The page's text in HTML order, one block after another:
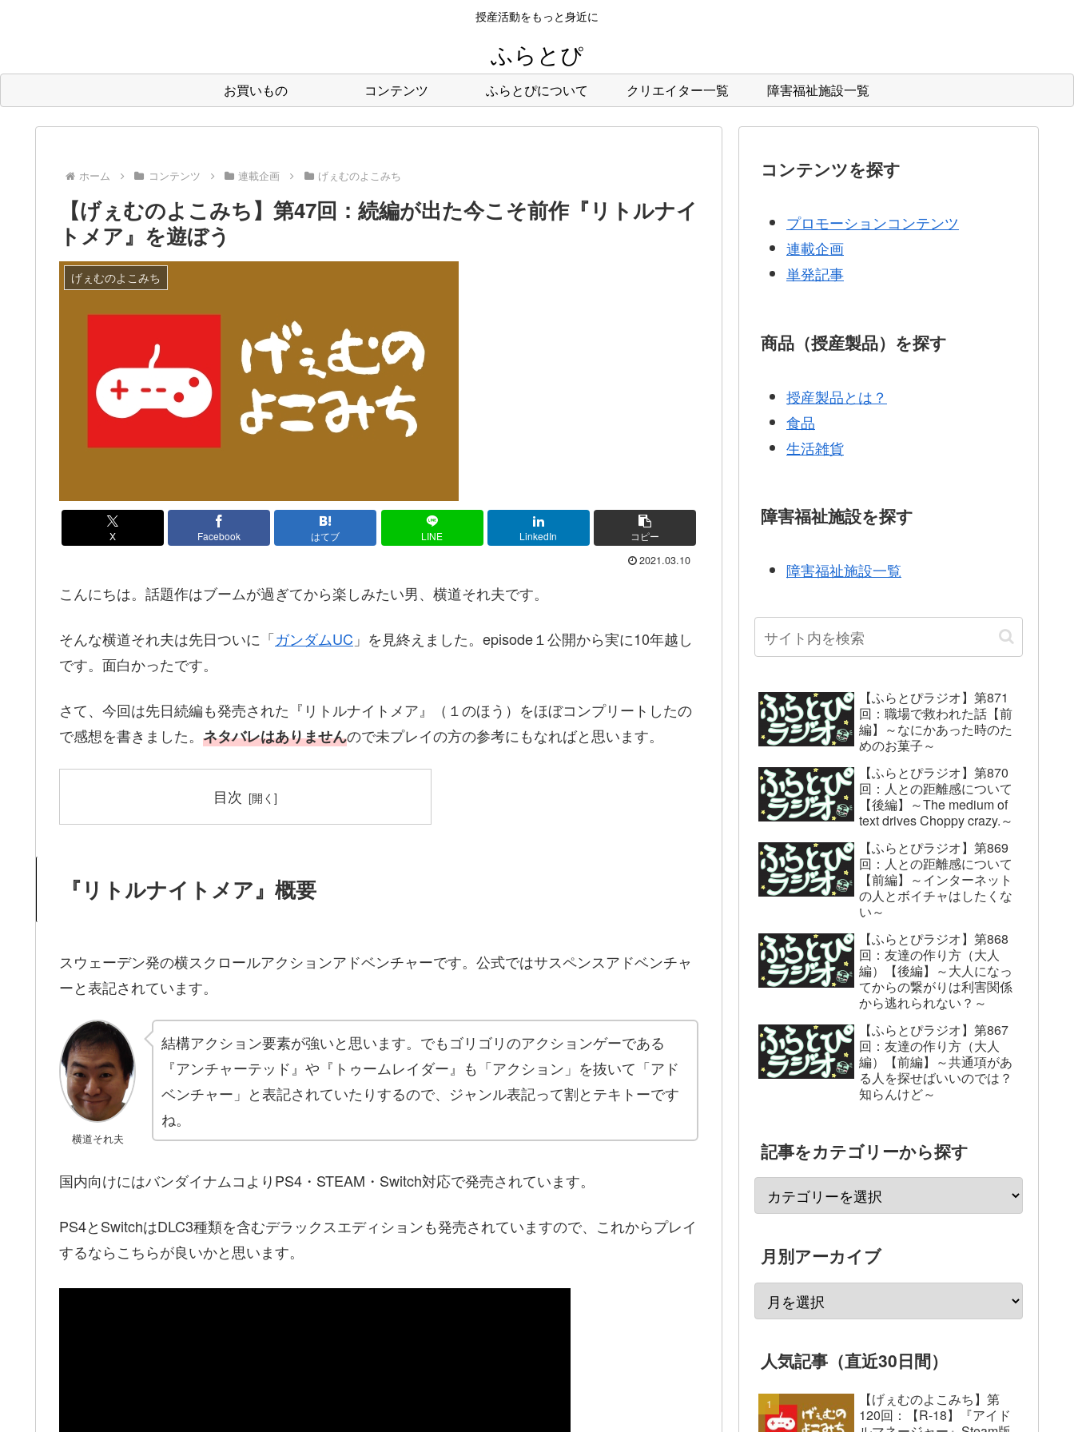
授産活動をもっと身近に
ふらとぴ
お買いもの コンテンツ ふらとぴについて クリエイター一覧 障害福祉施設一覧
ホーム コンテンツ 連載企画 げぇむのよこみち
【げぇむのよこみち】第47回：続編が出た今こそ前作『リトルナイ
トメア』を遊ぼう
げぇむのよこみち
X Facebook はてブ LINE LinkedIn コピー
2021.03.10
こんにちは。話題作はブームが過ぎてから楽しみたい男、横道それ夫です。
そんな横道それ夫は先日ついに「ガンダムUC 」を見終えました。episode１公開から実に10年越し
です。面白かったです。
さて、今回は先日続編も発売された『リトルナイトメア』（１のほう）をほぼコンプリートしたの
で感想を書きました。 ネタバレはありませんので未プレイの方の参考にもなればと思います。
目次
『リトルナイトメア』概要
スウェーデン発の横スクロールアクションアドベンチャーです。公式ではサスペンスアドベンチャ
ーと表記されています。
横道それ夫
結構アクション要素が強いと思います。でもゴリゴリのアクションゲーである
『アンチャーテッド』や『トゥームレイダー』も「アクション」を抜いて「アド
ベンチャー」と表記されていたりするので、ジャンル表記って割とテキトーです
ね。
国内向けにはバンダイナムコよりPS4・STEAM・Switch対応で発売されています。
PS4とSwitchはDLC3種類を含むデラックスエディションも発売されていますので、これからプレイ
するならこちらが良いかと思います。
コンテンツを探す
プロモーションコンテンツ
連載企画
単発記事
商品（授産製品）を探す
授産製品とは？
食品
生活雑貨
障害福祉施設を探す
障害福祉施設一覧
【ふらとぴラジオ】第871
回：職場で救われた話【前
編】～なにかあった時のた
めのお菓子～
【ふらとぴラジオ】第870
回：人との距離感について
【後編】～The medium of
text drives Choppy crazy.～
【ふらとぴラジオ】第869
回：人との距離感について
【前編】～インターネット
の人とボイチャはしたくな
い～
【ふらとぴラジオ】第868
回：友達の作り方（大人
編）【後編】～大人になっ
てからの繋がりは利害関係
から逃れられない？～
【ふらとぴラジオ】第867
回：友達の作り方（大人
編）【前編】～共通項があ
る人を探せばいいのでは？
知らんけど～
記事をカテゴリーから探す
月別アーカイブ
人気記事（直近30日間）
【げぇむのよこみち】第
120回：【R-18】『アイド